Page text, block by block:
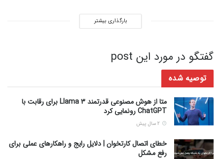
بارگذاری بیشتر
گفتگو در مورد این post
توصیه شده
متا از هوش مصنوعی قدرتمند Llama 3 برای رقابت با
ChatGPT رونمایی کرد
خطای اتصال کارتخوان | دلایل رایج و راهکارهای عملی برای
رفع مشکل